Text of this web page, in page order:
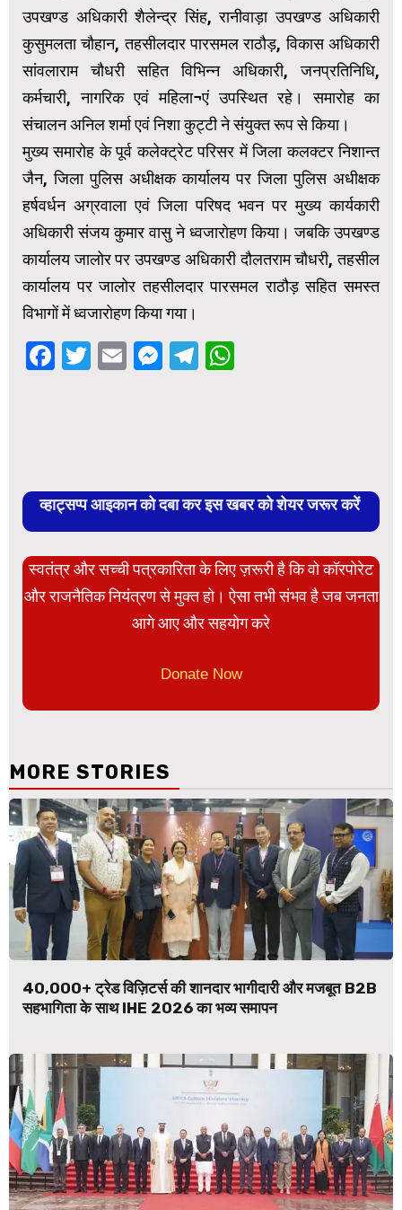
उपखण्ड अधिकारी शैलेन्द्र सिंह, रानीवाड़ा उपखण्ड अधिकारी
कुसुमलता चौहान, तहसीलदार पारसमल राठौड़, विकास अधिकारी
सांवलाराम चौधरी सहित विभिन्न अधिकारी, जनप्रतिनिधि,
कर्मचारी, नागरिक एवं महिला¬एं उपस्थित रहे। समारोह का
संचालन अनिल शर्मा एवं निशा कुट्टी ने संयुक्त रूप से किया।
मुख्य समारोह के पूर्व कलेक्ट्रेट परिसर में जिला कलक्टर निशान्त
जैन, जिला पुलिस अधीक्षक कार्यालय पर जिला पुलिस अधीक्षक
हर्षवर्धन अग्रवाला एवं जिला परिषद भवन पर मुख्य कार्यकारी
अधिकारी संजय कुमार वासु ने ध्वजारोहण किया। जबकि उपखण्ड
कार्यालय जालोर पर उपखण्ड अधिकारी दौलतराम चौधरी, तहसील
कार्यालय पर जालोर तहसीलदार पारसमल राठौड़ सहित समस्त
विभागों में ध्वजारोहण किया गया।
Facebook
Twitter
EmailMessenger
Telegram
व्हाट्सप्प आइकान को दबा कर इस खबर को शेयर जरूर करें
स्वतंत्र और सच्ची पत्रकारिता के लिए ज़रूरी है कि वो कॉरपोरेट
और राजनैतिक नियंत्रण से मुक्त हो। ऐसा तभी संभव है जब जनता
आगे आए और सहयोग करे
Donate Now
MORE STORIES
40,000+ ट्रेड विज़िटर्स की शानदार भागीदारी और मजबूत B2B
सहभागिता के साथ IHE 2026 का भव्य समापन